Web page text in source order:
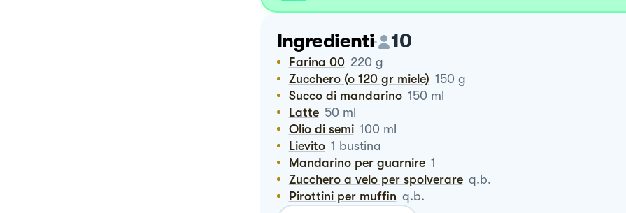
Ingredienti 10
Farina 00 220 g
Zucchero (o 120 gr miele) 150 g
Succo di mandarino 150 ml
Latte 50 ml
Olio di semi 100 ml
Lievito 1 bustina
Mandarino per guarnire 1
Zucchero a velo per spolverare q.b.
Pirottini per muffin q.b.